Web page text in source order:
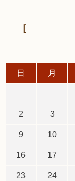
日 月
2 3
9 10
16 17
23 24